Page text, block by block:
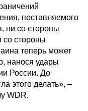
поставляемого
ни со стороны
со стороны
теперь может
нанося удары
России. До
этого делать», –
WDR.